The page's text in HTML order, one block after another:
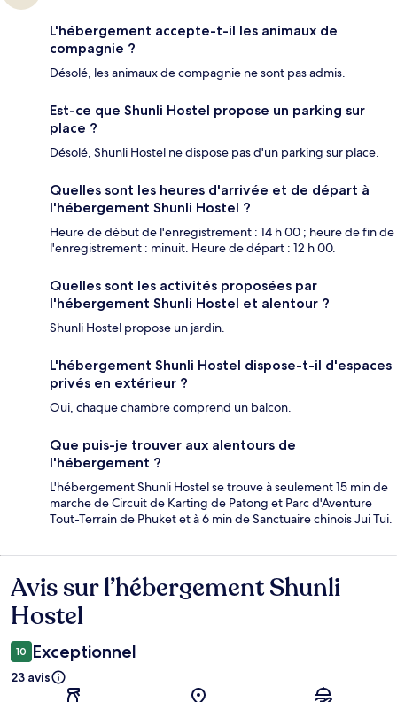
L'hébergement accepte-t-il les animaux de
compagnie ?
Désolé, les animaux de compagnie ne sont pas admis.
Est-ce que Shunli Hostel propose un parking sur
place ?
Désolé, Shunli Hostel ne dispose pas d'un parking sur place.
Quelles sont les heures d'arrivée et de départ à
l'hébergement Shunli Hostel ?
Heure de début de l'enregistrement : 14 h 00 ; heure de fin de
l'enregistrement : minuit. Heure de départ : 12 h 00.
Quelles sont les activités proposées par
l'hébergement Shunli Hostel et alentour ?
Shunli Hostel propose un jardin.
L'hébergement Shunli Hostel dispose-t-il d'espaces
privés en extérieur ?
Oui, chaque chambre comprend un balcon.
Que puis-je trouver aux alentours de
l'hébergement ?
L'hébergement Shunli Hostel se trouve à seulement 15 min de
marche de Circuit de Karting de Patong et Parc d'Aventure
Tout-Terrain de Phuket et à 6 min de Sanctuaire chinois Jui Tui.
Avis
Avis sur l’hébergement Shunli
Hostel
10 Exceptionnel
23 avis